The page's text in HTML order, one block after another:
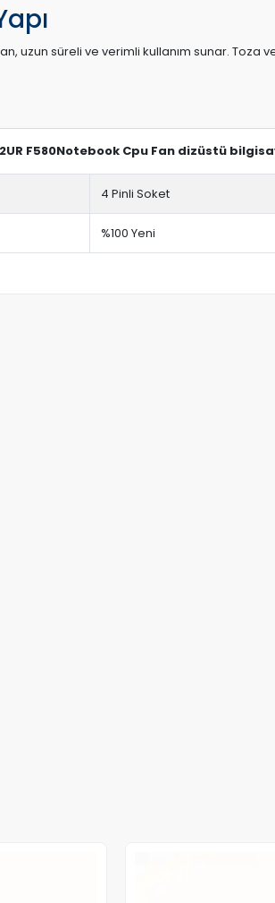
süreli ve verimli kullanım sunar. Toza ve
F580Notebook Cpu Fan dizüstü
4 Pinli Soket
%100 Yeni